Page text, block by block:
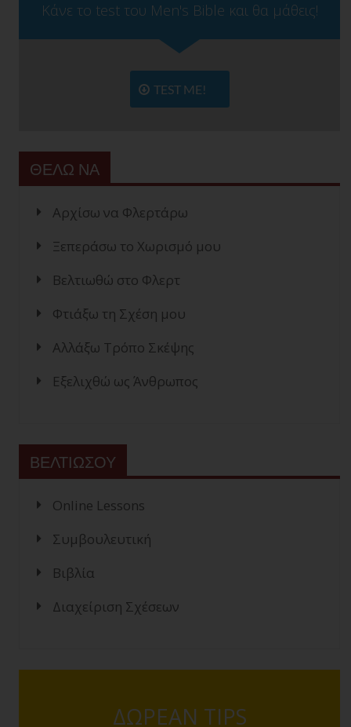
Κάνε το test του Men's Bible και θα μάθεις!
TEST ME!
ΘΕΛΩ ΝΑ
Αρχίσω να Φλερτάρω
Ξεπεράσω το Χωρισμό μου
Βελτιωθώ στο Φλερτ
Φτιάξω τη Σχέση μου
Αλλάξω Τρόπο Σκέψης
Εξελιχθώ ως Άνθρωπος
ΒΕΛΤΙΩΣΟΥ
Online Lessons
Συμβουλευτική
Βιβλία
Διαχείριση Σχέσεων
ΔΩΡΕΑΝ TIPS